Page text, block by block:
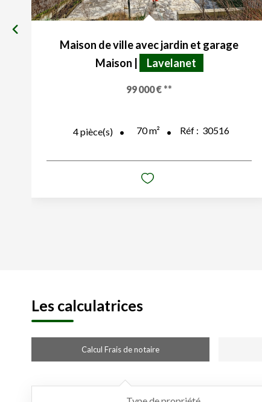
Maison de ville avec jardin et garage
Maison
Lavelanet
99 000 € **
4pièce(s) 70m² Réf : 30516
Les calculatrices
Calcul Frais de notaire